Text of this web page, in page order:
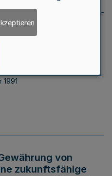
des
- AG -
1991
von
zukunftsfähige